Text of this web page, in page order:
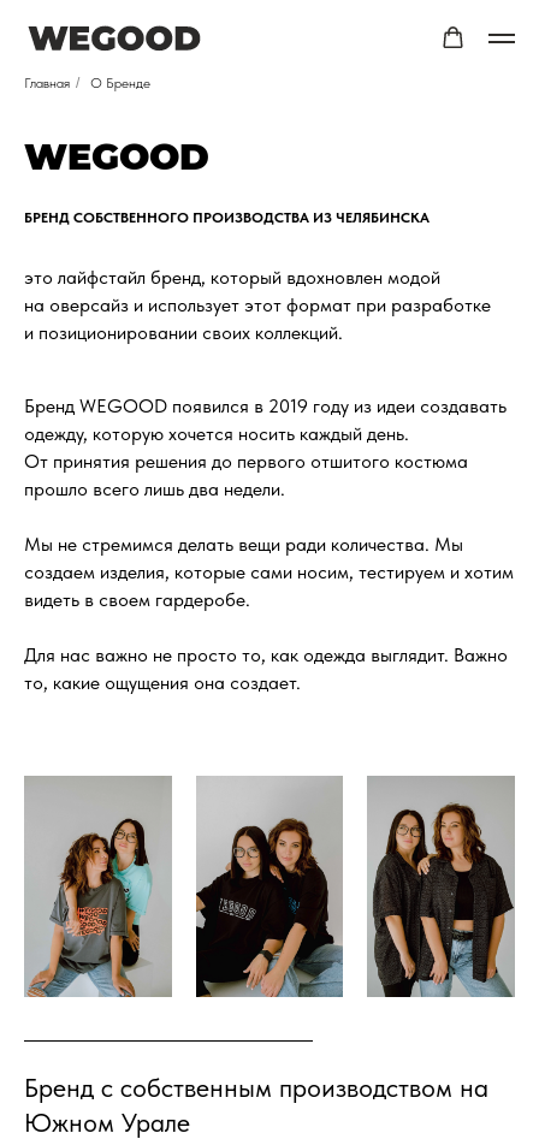
Главная / О Бренде
WEGOOD
БРЕНД СОБСТВЕННОГО ПРОИЗВОДСТВА ИЗ ЧЕЛЯБИНСКА
это лайфстайл бренд, который вдохновлен модой
на оверсайз и использует этот формат при разработке
и позиционировании своих коллекций.
Бренд WEGOOD появился в 2019 году из идеи создавать
одежду, которую хочется носить каждый день.
От принятия решения до первого отшитого костюма
прошло всего лишь два недели.
Мы не стремимся делать вещи ради количества. Мы
создаем изделия, которые сами носим, тестируем и хотим
видеть в своем гардеробе.
Для нас важно не просто то, как одежда выглядит. Важно
то, какие ощущения она создает.
Бренд с собственным производством на
Южном Урале